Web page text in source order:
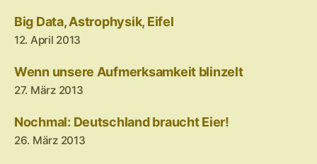
Big Data, Astrophysik, Eifel
12. April 2013
Wenn unsere Aufmerksamkeit blinzelt
27. März 2013
Nochmal: Deutschland braucht Eier!
26. März 2013